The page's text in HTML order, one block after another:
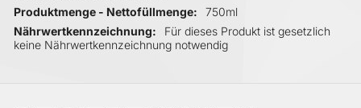
Produktmenge - Nettofüllmenge
750ml
Nährwertkennzeichnung
Für dieses Produkt ist gesetzlich
keine Nährwertkennzeichnung notwendig